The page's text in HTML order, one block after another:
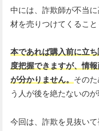
中には、詐欺師が不当
材を売りつけてくること
本であれば購入前に立
度把握できますが、情
が分かりません。そのた
う人が後を絶たないのが
今回は、詐欺を見抜い